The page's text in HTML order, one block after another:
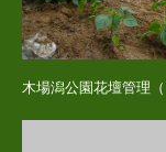
木場潟公園花壇管理（